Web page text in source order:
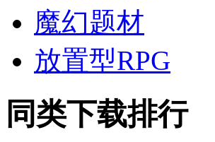
魔幻题材
放置型RPG
同类下载排行